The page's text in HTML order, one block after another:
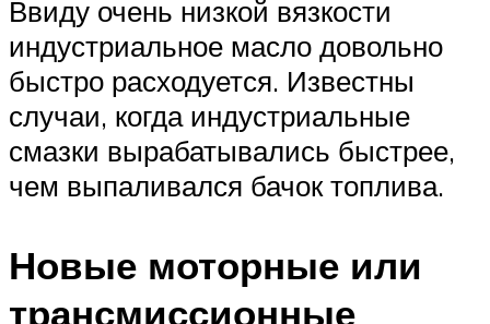
Ввиду очень низкой вязкости
индустриальное масло довольно
быстро расходуется. Известны
случаи, когда индустриальные
смазки вырабатывались быстрее,
чем выпаливался бачок топлива.
Новые моторные или
трансмиссионные